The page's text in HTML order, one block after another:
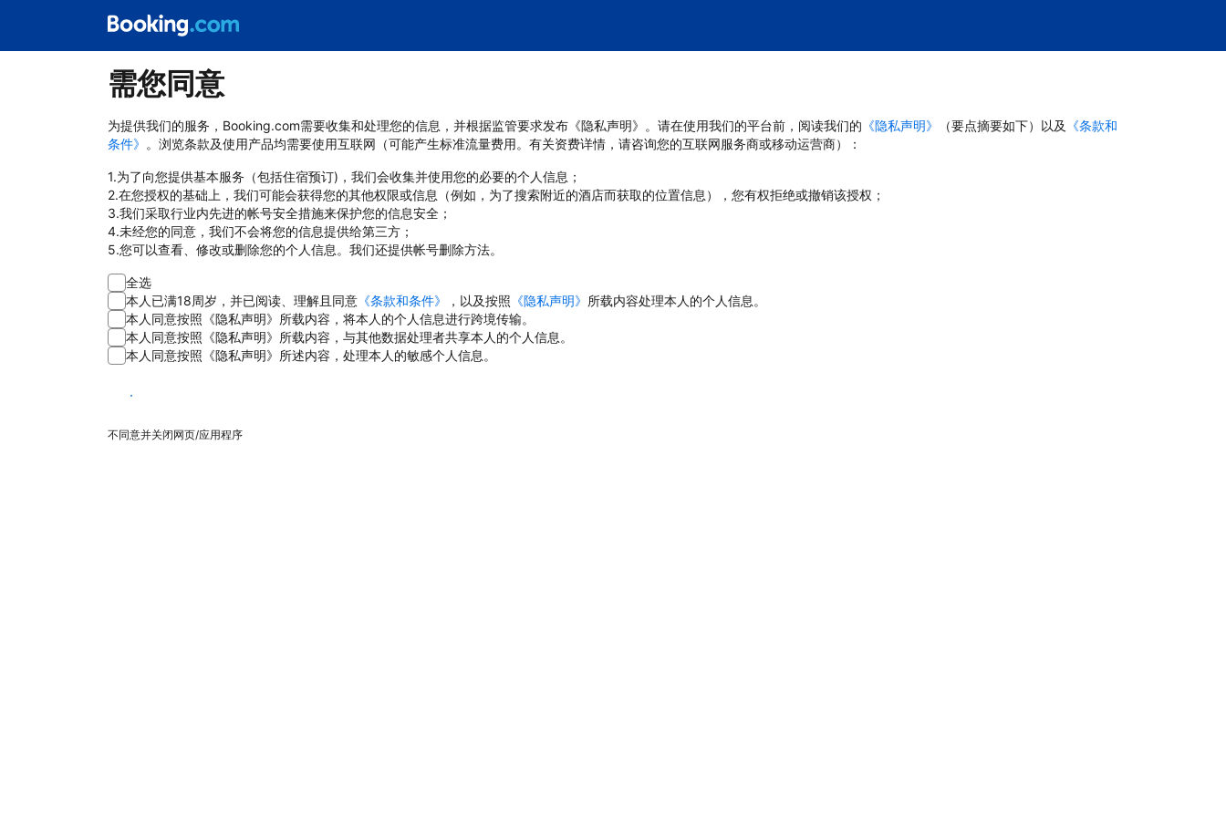
需您同意
为提供我们的服务，Booking.com需要收集和处理您的信息，并根据监管要求发布《隐私声明》。请在使用我们的平台前，阅读我们的 《隐私声明》 （要点摘要如下）以及 《条款和
条件》 。浏览条款及使用产品均需要使用互联网（可能产生标准流量费用。有关资费详情，请咨询您的互联网服务商或移动运营商）：
1.为了向您提供基本服务（包括住宿预订)，我们会收集并使用您的必要的个人信息；
2.在您授权的基础上，我们可能会获得您的其他权限或信息（例如，为了搜索附近的酒店而获取的位置信息），您有权拒绝或撤销该授权；
3.我们采取行业内先进的帐号安全措施来保护您的信息安全；
4.未经您的同意，我们不会将您的信息提供给第三方；
5.您可以查看、修改或删除您的个人信息。我们还提供帐号删除方法。
全选
本人已满18周岁，并已阅读、理解且同意 《条款和条件》 ，以及按照 《隐私声明》 所载内容处理本人的个人信息。
本人同意按照《隐私声明》所载内容，将本人的个人信息进行跨境传输。
本人同意按照《隐私声明》所载内容，与其他数据处理者共享本人的个人信息。
本人同意按照《隐私声明》所述内容，处理本人的敏感个人信息。
同意
不同意并关闭网页/应用程序